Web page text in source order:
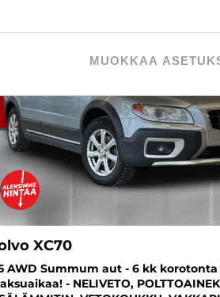
MUOKKAA
XC70
AWD Summum aut - 6 kk
- NELIVETO,